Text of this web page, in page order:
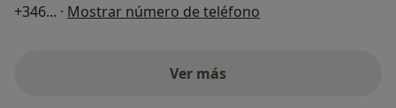
+346... · Mostrar número de teléfono
Ver más